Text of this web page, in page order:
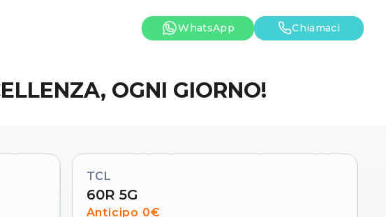
WhatsApp Chiamaci
OGNI GIORNO!
TCL
60R 5G
Anticipo 0€